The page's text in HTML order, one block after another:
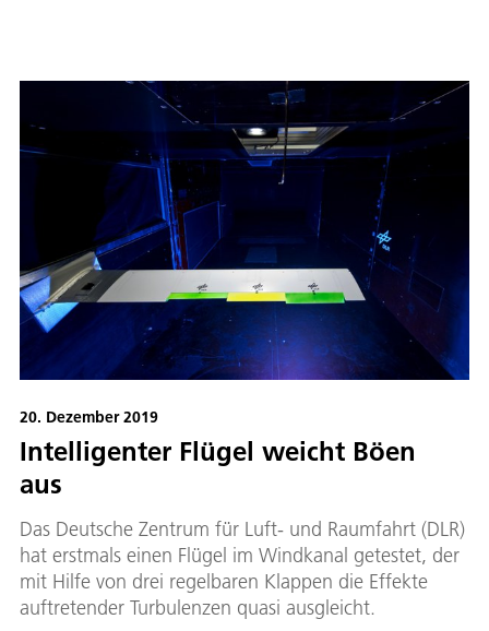
20. Dezember 2019
Intelligenter Flügel weicht Böen
aus
Das Deutsche Zentrum für Luft- und Raumfahrt (DLR)
hat erstmals einen Flügel im Windkanal getestet, der
mit Hilfe von drei regelbaren Klappen die Effekte
auftretender Turbulenzen quasi ausgleicht.